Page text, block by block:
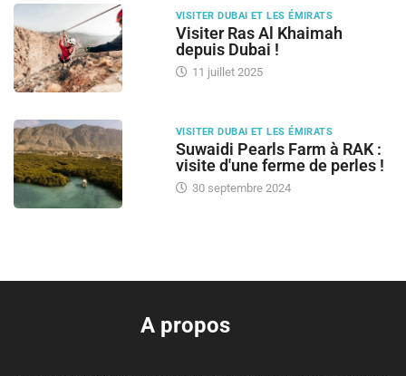
VISITER DUBAI ET LES ÉMIRATS
Visiter Ras Al Khaimah
depuis Dubai !
11 juillet 2025
VISITER DUBAI ET LES ÉMIRATS
Suwaidi Pearls Farm à RAK :
visite d'une ferme de perles !
30 septembre 2024
A propos